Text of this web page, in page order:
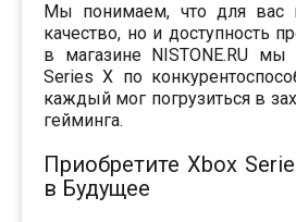
Мы понимаем, что для вас
качество, но и доступность
в магазине NISTONE.RU мы
Series X по
каждый мог погрузиться в
гейминга.
Приобретите Xbox
в Будущее